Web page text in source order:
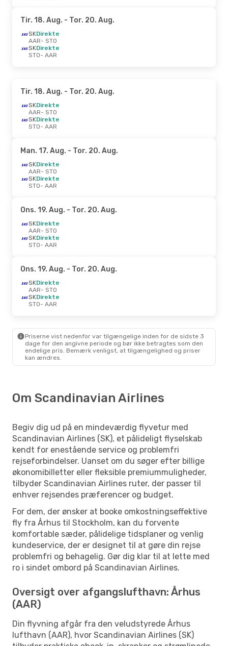
Tir. 18. Aug. - Tor. 20. Aug.
SKDirekte
AAR- STO
SKDirekte
STO- AAR
Tir. 18. Aug. - Tor. 20. Aug.
SKDirekte
AAR- STO
SKDirekte
STO- AAR
Man. 17. Aug. - Tor. 20. Aug.
SKDirekte
AAR- STO
SKDirekte
STO- AAR
Ons. 19. Aug. - Tor. 20. Aug.
SKDirekte
AAR- STO
SKDirekte
STO- AAR
Ons. 19. Aug. - Tor. 20. Aug.
SKDirekte
AAR- STO
SKDirekte
STO- AAR
Priserne vist nedenfor var tilgængelige inden for de sidste 3
dage for den angivne periode og bør ikke betragtes som den
endelige pris. Bemærk venligst, at tilgængelighed og priser
kan ændres.
Om Scandinavian Airlines
Begiv dig ud på en mindeværdig flyvetur med
Scandinavian Airlines (SK), et pålideligt flyselskab
kendt for enestående service og problemfri
rejseforbindelser. Uanset om du søger efter billige
økonomibilletter eller fleksible premiummuligheder,
tilbyder Scandinavian Airlines ruter, der passer til
enhver rejsendes præferencer og budget.
For dem, der ønsker at booke omkostningseffektive
fly fra Århus til Stockholm, kan du forvente
komfortable sæder, pålidelige tidsplaner og venlig
kundeservice, der er designet til at gøre din rejse
problemfri og behagelig. Gør dig klar til at lette med
ro i sindet ombord på Scandinavian Airlines.
Oversigt over afgangslufthavn: Århus
(AAR)
Din flyvning afgår fra den veludstyrede Århus
lufthavn (AAR), hvor Scandinavian Airlines (SK)